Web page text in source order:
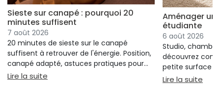
Sieste sur canapé : pourquoi 20
minutes suffisent
7 août 2026
20 minutes de sieste sur le canapé
suffisent à retrouver de l'énergie. Position,
canapé adapté, astuces pratiques pour
bien s'installer.
Lire la suite : Sieste sur canapé : pourquoi 20 minutes
Aménager un
étudiante
6 août 2026
Studio,
découvrez
petite surface à
confort ni
Lire la suite